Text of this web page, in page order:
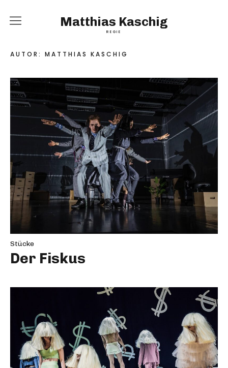
Matthias Kaschig
REGIE
Home
Inszenierungen
Vita
Kontakt
AUTOR: MATTHIAS KASCHIG
Stücke
Der Fiskus